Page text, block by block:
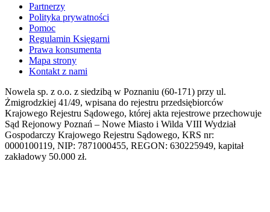
Partnerzy
Polityka prywatności
Pomoc
Regulamin Księgarni
Prawa konsumenta
Mapa strony
Kontakt z nami
Nowela sp. z o.o. z siedzibą w Poznaniu (60-171) przy ul.
Żmigrodzkiej 41/49, wpisana do rejestru przedsiębiorców
Krajowego Rejestru Sądowego, której akta rejestrowe przechowuje
Sąd Rejonowy Poznań – Nowe Miasto i Wilda VIII Wydział
Gospodarczy Krajowego Rejestru Sądowego, KRS nr:
0000100119, NIP: 7871000455, REGON: 630225949, kapitał
zakładowy 50.000 zł.